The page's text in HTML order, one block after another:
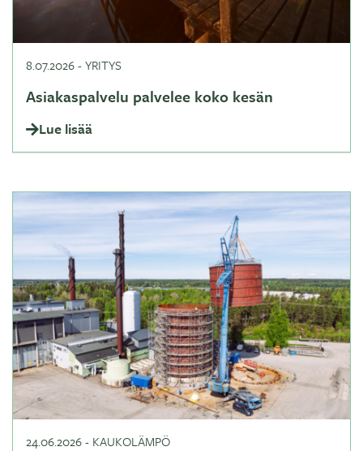
8.07.2026-YRITYS
Asiakaspalvelu palvelee koko kesän
Lue lisää
24.06.2026- KAUKOLÄMPÖ